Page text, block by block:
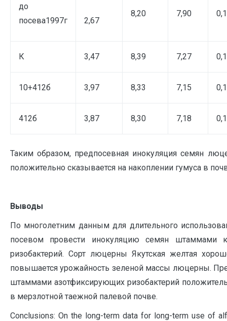
до
посева1997г
2,67
8,20 7,90
К 3,47 8,39 7,27
10+412б 3,97 8,33 7,15
412б 3,87 8,30 7,18
Таким образом, предпосевная инокуляция семян
положительно сказывается на накоплении гумуса в
Выводы
По многолетним данным для длительного
посевом провести инокуляцию семян штаммами
ризобактерий. Сорт люцерны Якутская желтая
повышается урожайность зеленой массы люцерны.
штаммами азотфиксирующих ризобактерий
в мерзлотной таежной палевой почве.
Conclusions: On the long-term data for long-term use of